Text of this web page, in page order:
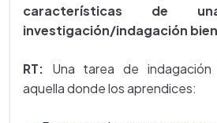
características de
investigación/indagación
RT: Una tarea de
aquella donde los aprendices: